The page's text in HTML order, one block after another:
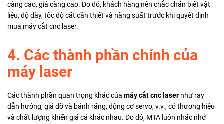
càng cao, giá càng cao. Do đó, khách hàng nên chắc chắn biết vật
liệu, độ dày, tốc độ cắt cần thiết và năng suất trước khi quyết định
mua máy cắt cnc laser.
4. Các thành phần chính của
máy laser
Các thành phần quan trọng khác của máy cắt cnc laser như ray
dẫn hướng, giá đỡ và bánh răng, động cơ servo, v.v., có thương hiệu
và chất lượng khiến giá cả khác nhau. Do đó, MTA luôn nhắc nhở